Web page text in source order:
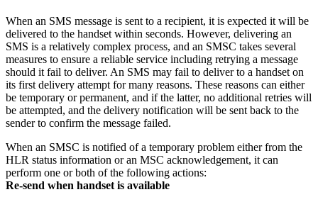
When an SMS message is sent to a recipient, it is expected it will be
delivered to the handset within seconds. However, delivering an
SMS is a relatively complex process, and an SMSC takes several
measures to ensure a reliable service including retrying a message
should it fail to deliver. An SMS may fail to deliver to a handset on
its first delivery attempt for many reasons. These reasons can either
be temporary or permanent, and if the latter, no additional retries will
be attempted, and the delivery notification will be sent back to the
sender to confirm the message failed.
When an SMSC is notified of a temporary problem either from the
HLR status information or an MSC acknowledgement, it can
perform one or both of the following actions:
Re-send when handset is available